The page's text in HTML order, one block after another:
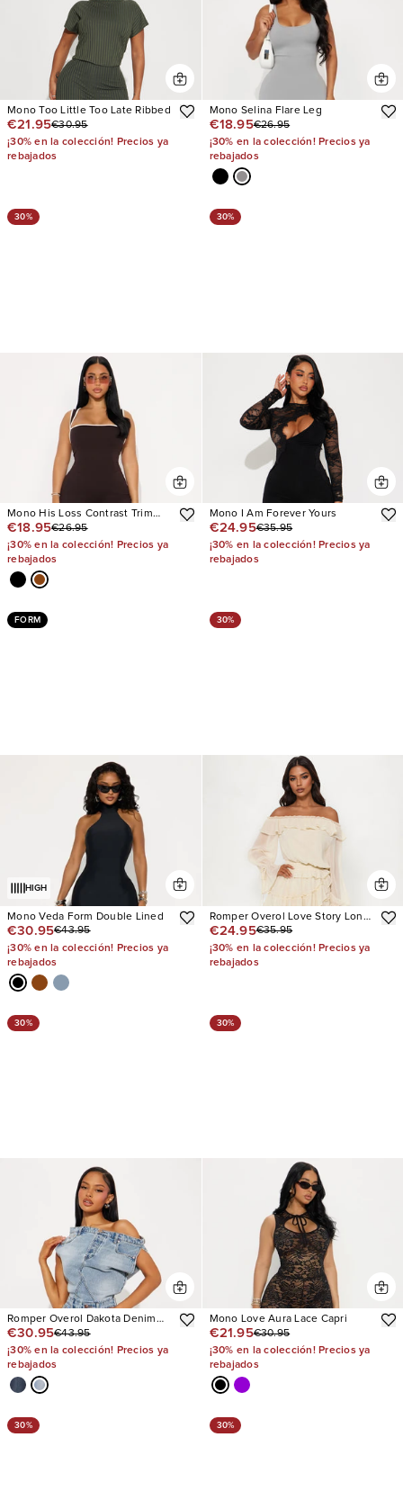
Mono Too Little Too Late Ribbed
€21.95€30.95
¡30% en la colección! Precios ya
rebajados
Mono Selina Flare Leg
€18.95€26.95
¡30% en la colección! Precios ya
rebajados
30%
Mono His Loss Contrast Trim
Capri
€18.95€26.95
¡30% en la colección! Precios ya
rebajados
30%
Mono I Am Forever Yours
€24.95€35.95
¡30% en la colección! Precios ya
rebajados
FORM
HIGH
Mono Veda Form Double Lined
€30.95€43.95
¡30% en la colección! Precios ya
rebajados
30%
Romper Overol Love Story Long
Sleeve
€24.95€35.95
¡30% en la colección! Precios ya
rebajados
30%
Romper Overol Dakota Denim
Jort
€30.95€43.95
¡30% en la colección! Precios ya
rebajados
30%
Mono Love Aura Lace Capri
€21.95€30.95
¡30% en la colección! Precios ya
rebajados
30% 30%